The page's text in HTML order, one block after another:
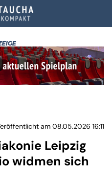
Mit Verlosung:
am 08.05.2026 16:11
Leipzig
widmen sich